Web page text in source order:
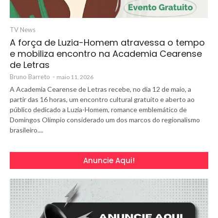
TV News
A força de Luzia-Homem atravessa o tempo
e mobiliza encontro na Academia Cearense
de Letras
Bruno Barreto - maio 11, 2026
A Academia Cearense de Letras recebe, no dia 12 de maio, a
partir das 16 horas, um encontro cultural gratuito e aberto ao
público dedicado a Luzia-Homem, romance emblemático de
Domingos Olímpio considerado um dos marcos do regionalismo
brasileiro....
Anuncie Aqui!